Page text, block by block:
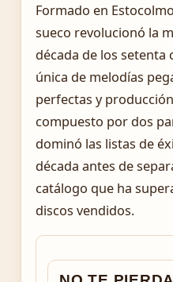
Formado en
sueco revolucionó la
década de los setenta
única de melodías
perfectas y
compuesto por dos
dominó las listas de
década antes de
catálogo que ha
discos vendidos.